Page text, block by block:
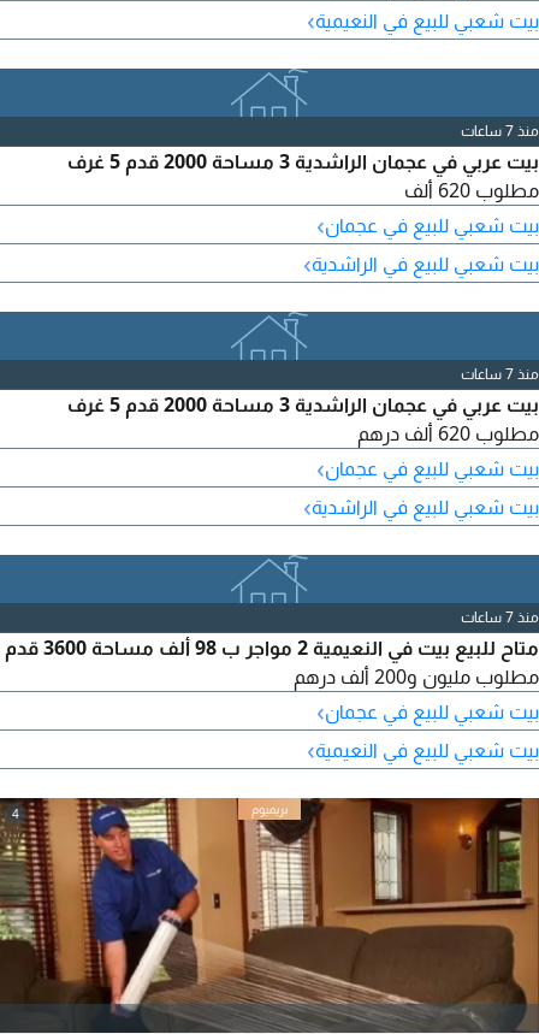
بيت شعبي للبيع في النعيمية›
منذ 7 ساعات
بيت عربي في عجمان الراشدية 3 مساحة 2000 قدم 5 غرف
مطلوب 620 ألف
بيت شعبي للبيع في عجمان›
بيت شعبي للبيع في الراشدية›
منذ 7 ساعات
بيت عربي في عجمان الراشدية 3 مساحة 2000 قدم 5 غرف
مطلوب 620 ألف درهم
بيت شعبي للبيع في عجمان›
بيت شعبي للبيع في الراشدية›
منذ 7 ساعات
متاح للبيع بيت في النعيمية 2 مواجر ب 98 ألف مساحة 3600 قدم
مطلوب مليون و200 ألف درهم
بيت شعبي للبيع في عجمان›
بيت شعبي للبيع في النعيمية›
4